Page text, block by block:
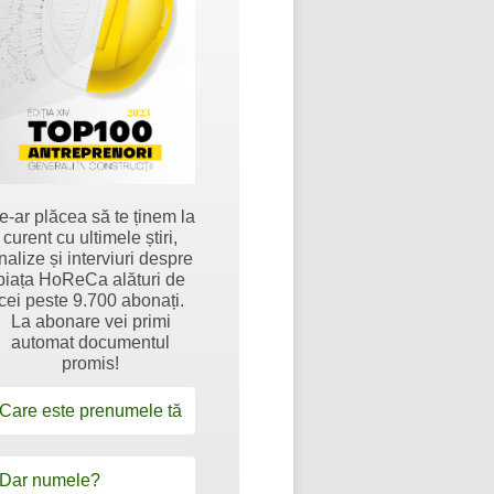
ar plăcea să te ținem la
curent cu ultimele știri,
și interviuri despre
HoReCa alături de
peste 9.700 abonați.
La abonare vei primi
automat documentul
promis!